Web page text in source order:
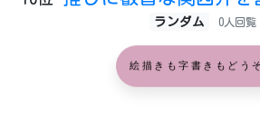
ランダム 0人回覧
絵描きも字書きもどう